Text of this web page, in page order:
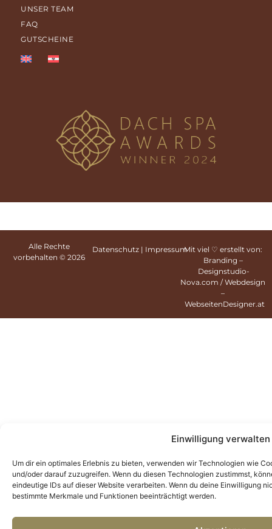
Einwilligung verwalten
Um dir ein optimales Erlebnis zu bieten, verwenden wir Technologien wie
und/oder darauf zuzugreifen. Wenn du diesen Technologien zustimmst,
eindeutige IDs auf dieser Website verarbeiten. Wenn du deine Einwilligung
bestimmte Merkmale und Funktionen beeinträchtigt werden.
UNSER TEAM
FAQ
GUTSCHEINE
Alle Rechte
vorbehalten © 2026
Datenschutz | ImpressumMit viel ♡ erstellt von:
Branding –
Designstudio-
Nova.com / Webdesign
–
WebseitenDesigner.at